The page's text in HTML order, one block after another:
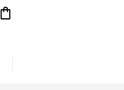
shopping_bag